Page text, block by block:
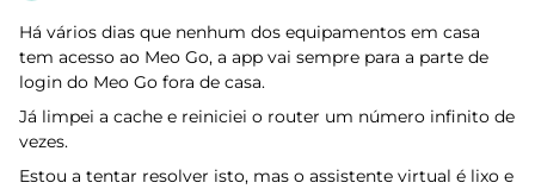
Há vários dias que nenhum dos equipamentos em casa
tem acesso ao Meo Go, a app vai sempre para a parte de
login do Meo Go fora de casa.
Já limpei a cache e reiniciei o router um número infinito de
vezes.
Estou a tentar resolver isto, mas o assistente virtual é lixo e